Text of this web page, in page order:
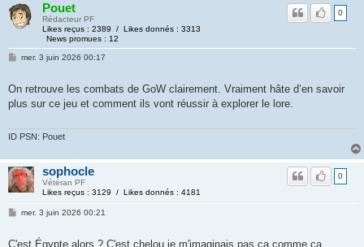
Pouet
Rédacteur PF
Likes reçus : 2389 / Likes donnés : 3313
News promues : 12
0
mer. 3 juin 2026 00:17
On retrouve les combats de GoW clairement. Vraiment hâte d’en savoir
plus sur ce jeu et comment ils vont réussir à explorer le lore.
ID PSN: Pouet
sophocle
Vétéran PF
Likes reçus : 3129 / Likes donnés : 4181
0
mer. 3 juin 2026 00:21
C'est Égypte alors ? C'est chelou je m'imaginais pas ça comme ça.